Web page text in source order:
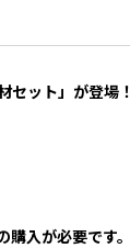
セット」が登場！
入が必要です。